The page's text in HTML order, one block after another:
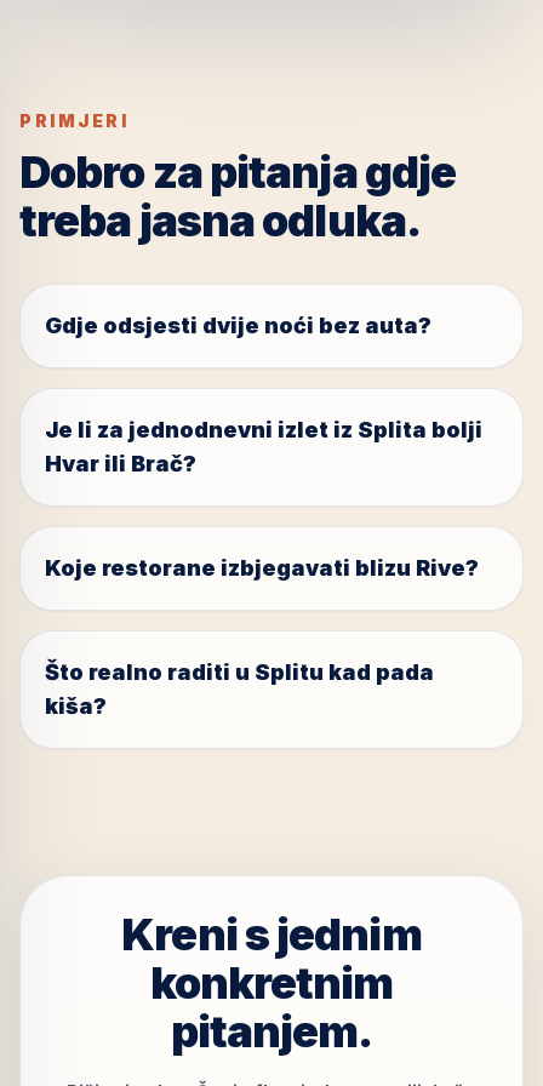
PRIMJERI
Dobro za pitanja gdje
treba jasna odluka.
Gdje odsjesti dvije noći bez auta?
Je li za jednodnevni izlet iz Splita bolji
Hvar ili Brač?
Koje restorane izbjegavati blizu Rive?
Što realno raditi u Splitu kad pada
kiša?
Kreni s jednim
konkretnim
pitanjem.